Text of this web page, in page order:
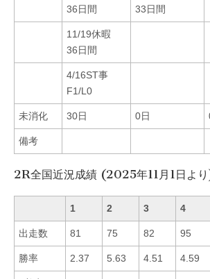
36日間
33日間
11/19休暇
36日間
4/16ST事
F1/L0
未消化 30日 0日
備考
2R全国近況成績 (2025年11月1日よ
1 2 3 4
出走数 81 75 82 95
勝率 2.37 5.63 4.51 4.59